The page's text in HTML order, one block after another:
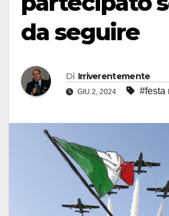
da seguire
Di Irriverentemente
GIU 2, 2024 #festa